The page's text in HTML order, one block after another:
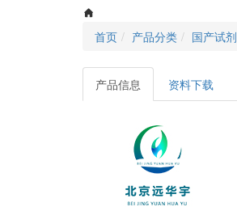
首页 产品分类 国产试剂
产品信息 资料下载